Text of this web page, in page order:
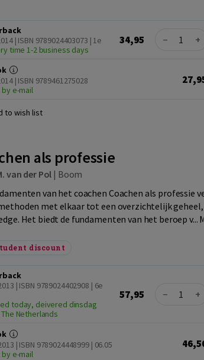
| ISBN 9789024403073 | 1e
time 1-2 business days
34,95 Quantity
− +
| ISBN 9789461275028
e-mail
to wish list
als professie
van der Pol | Boom
van het coachen Coachen als professie
met elkaar tot een overzichtelijk geheel,
Het biedt de fundamenten van het beroep v...
discount
| ISBN 9789024402908 | 6e
today, deivered dinsdag
Netherlands
57,95 Quantity
− +
| ISBN 9789024448999 | 06.05
e-mail